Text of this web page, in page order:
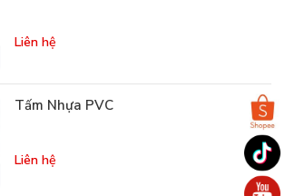
Liên hệ
Tấm Nhựa PVC
Liên hệ